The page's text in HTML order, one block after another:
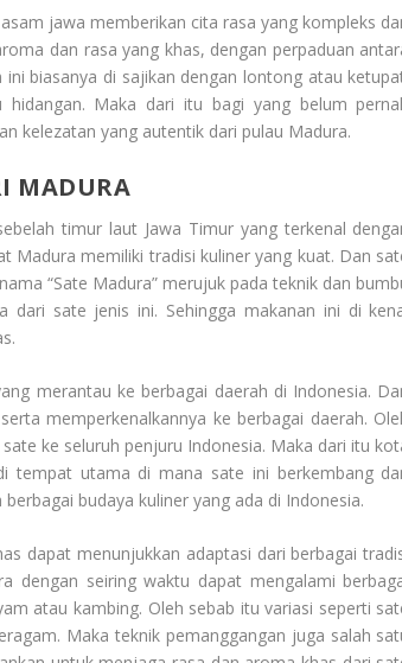
jawa memberikan cita rasa yang kompleks
dan rasa yang khas, dengan perpaduan
biasanya di sajikan dengan lontong atau
Maka dari itu bagi yang belum
kelezatan yang autentik dari pulau Madura.
MADURA
timur laut Jawa Timur yang terkenal
Madura memiliki tradisi kuliner yang kuat. Dan
“Sate Madura” merujuk pada teknik dan
dari sate jenis ini. Sehingga makanan ini di
merantau ke berbagai daerah di Indonesia.
memperkenalkannya ke berbagai daerah.
ke seluruh penjuru Indonesia. Maka dari itu
tempat utama di mana sate ini berkembang
budaya kuliner yang ada di Indonesia.
dapat menunjukkan adaptasi dari berbagai
dengan seiring waktu dapat mengalami
atau kambing. Oleh sebab itu variasi seperti
Maka teknik pemanggangan juga salah